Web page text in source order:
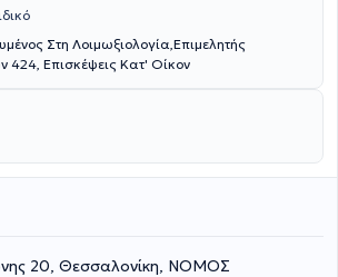
Στη Λοιμωξιολογία,Επιμελητής
424, Επισκέψεις Κατ' Οίκον
20, Θεσσαλονίκη, ΝΟΜΟΣ